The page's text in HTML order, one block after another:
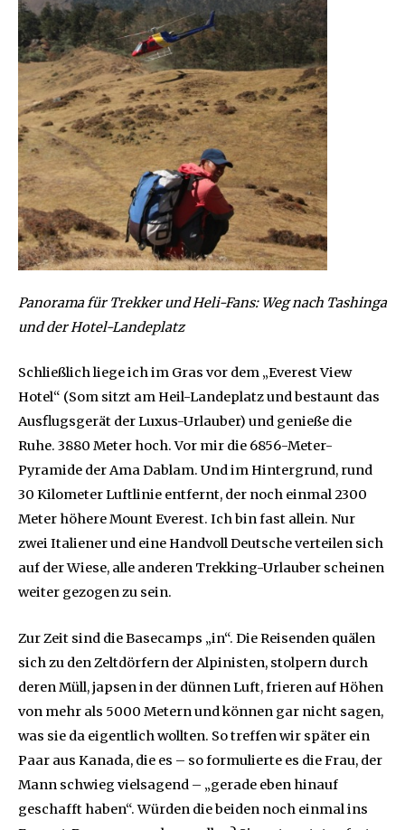
Panorama für Trekker und Heli-Fans: Weg nach Tashinga
und der Hotel-Landeplatz
Schließlich liege ich im Gras vor dem „Everest View
Hotel“ (Som sitzt am Heil-Landeplatz und bestaunt das
Ausflugsgerät der Luxus-Urlauber) und genieße die
Ruhe. 3880 Meter hoch. Vor mir die 6856-Meter-
Pyramide der Ama Dablam. Und im Hintergrund, rund
30 Kilometer Luftlinie entfernt, der noch einmal 2300
Meter höhere Mount Everest. Ich bin fast allein. Nur
zwei Italiener und eine Handvoll Deutsche verteilen sich
auf der Wiese, alle anderen Trekking-Urlauber scheinen
weiter gezogen zu sein.
Zur Zeit sind die Basecamps „in“. Die Reisenden quälen
sich zu den Zeltdörfern der Alpinisten, stolpern durch
deren Müll, japsen in der dünnen Luft, frieren auf Höhen
von mehr als 5000 Metern und können gar nicht sagen,
was sie da eigentlich wollten. So treffen wir später ein
Paar aus Kanada, die es – so formulierte es die Frau, der
Mann schwieg vielsagend – „gerade eben hinauf
geschafft haben“. Würden die beiden noch einmal ins